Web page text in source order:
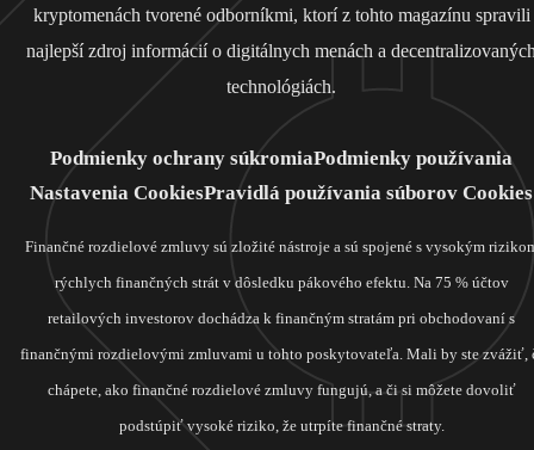
kryptomenách tvorené odborníkmi, ktorí z tohto magazínu spravili
najlepší zdroj informácií o digitálnych menách a
technológiách.
Podmienky ochrany súkromiaPodmienky používania
Nastavenia CookiesPravidlá používania súborov Cookies
Finančné rozdielové zmluvy sú zložité nástroje a sú spojené s vysokým
rýchlych finančných strát v dôsledku pákového efektu. Na 75 % účtov
retailových investorov dochádza k finančným stratám pri obchodovaní s
finančnými rozdielovými zmluvami u tohto poskytovateľa. Mali by ste zvážiť,
chápete, ako finančné rozdielové zmluvy fungujú, a či si môžete dovoliť
podstúpiť vysoké riziko, že utrpíte finančné straty.